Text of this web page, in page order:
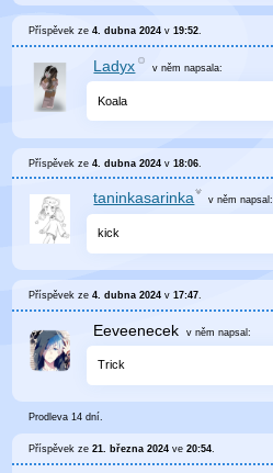
Příspěvek ze4. dubna 2024 v19:52.
Ladyx v němnapsala:
Koala
Příspěvek ze4. dubna 2024 v18:06
taninkasarinka v něm napsal:
kick
Příspěvek ze4. dubna 2024 v17:47
Eeveenecek v něm napsal:
Trick
Prodleva 14 dní.
Příspěvek ze21. března 2024 ve20:54.